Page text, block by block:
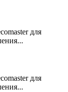
для
для